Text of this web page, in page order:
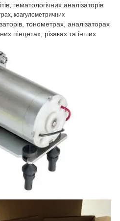
гематологічних аналізаторів
коагулометричних
тонометрах, аналізаторах
пінцетах, різаках та інших